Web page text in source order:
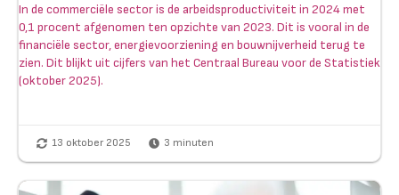
In de commerciële sector is de arbeidsproductiviteit in 2024 met
0,1 procent afgenomen ten opzichte van 2023. Dit is vooral in de
financiële sector, energievoorziening en bouwnijverheid terug te
zien. Dit blijkt uit cijfers van het Centraal Bureau voor de Statistiek
(oktober 2025).
13 oktober 2025 3 minuten